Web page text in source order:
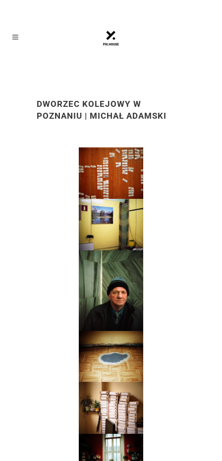
DWORZEC KOLEJOWY W
POZNANIU | MICHAŁ ADAMSKI